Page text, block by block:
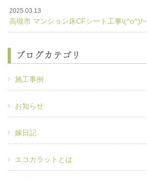
2025.03.13
高槻市 マンション床CFシート工事\(^o^)/~
ブログカテゴリ
施工事例
お知らせ
嫁日記
エコカラットとは